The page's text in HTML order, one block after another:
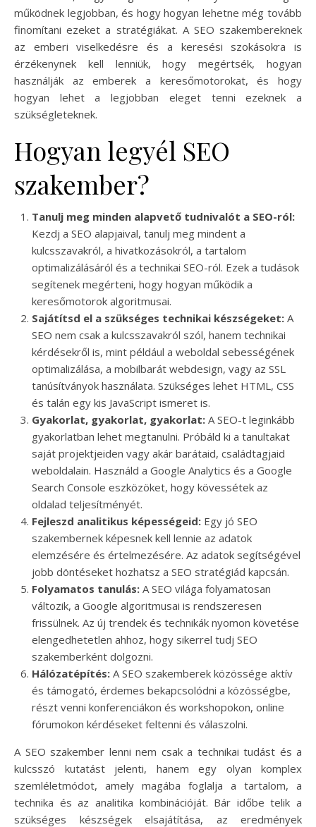
működnek legjobban, és hogy hogyan lehetne még tovább
finomítani ezeket a stratégiákat. A SEO szakembereknek
az emberi viselkedésre és a keresési szokásokra is
érzékenynek kell lenniük, hogy megértsék, hogyan
használják az emberek a keresőmotorokat, és hogy
hogyan lehet a legjobban eleget tenni ezeknek a
szükségleteknek.
Hogyan legyél SEO
szakember?
Tanulj meg minden alapvető tudnivalót a SEO-ról:
Kezdj a SEO alapjaival, tanulj meg mindent a
kulcsszavakról, a hivatkozásokról, a tartalom
optimalizálásáról és a technikai SEO-ról. Ezek a tudások
segítenek megérteni, hogy hogyan működik a
keresőmotorok algoritmusai.
Sajátítsd el a szükséges technikai készségeket: A
SEO nem csak a kulcsszavakról szól, hanem technikai
kérdésekről is, mint például a weboldal sebességének
optimalizálása, a mobilbarát webdesign, vagy az SSL
tanúsítványok használata. Szükséges lehet HTML, CSS
és talán egy kis JavaScript ismeret is.
Gyakorlat, gyakorlat, gyakorlat: A SEO-t leginkább
gyakorlatban lehet megtanulni. Próbáld ki a tanultakat
saját projektjeiden vagy akár barátaid, családtagjaid
weboldalain. Használd a Google Analytics és a Google
Search Console eszközöket, hogy kövessétek az
oldalad teljesítményét.
Fejleszd analitikus képességeid: Egy jó SEO
szakembernek képesnek kell lennie az adatok
elemzésére és értelmezésére. Az adatok segítségével
jobb döntéseket hozhatsz a SEO stratégiád kapcsán.
Folyamatos tanulás: A SEO világa folyamatosan
változik, a Google algoritmusai is rendszeresen
frissülnek. Az új trendek és technikák nyomon követése
elengedhetetlen ahhoz, hogy sikerrel tudj SEO
szakemberként dolgozni.
Hálózatépítés: A SEO szakemberek közössége aktív
és támogató, érdemes bekapcsolódni a közösségbe,
részt venni konferenciákon és workshopokon, online
fórumokon kérdéseket feltenni és válaszolni.
A SEO szakember lenni nem csak a technikai tudást és a
kulcsszó kutatást jelenti, hanem egy olyan komplex
szemléletmódot, amely magába foglalja a tartalom, a
technika és az analitika kombinációját. Bár időbe telik a
szükséges készségek elsajátítása, az eredmények